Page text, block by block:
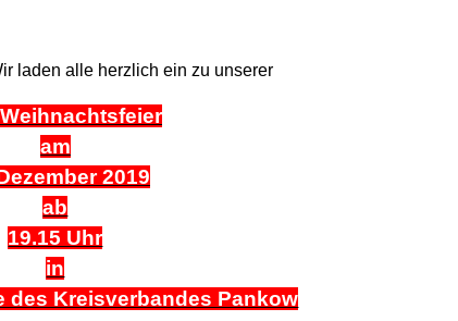
laden alle herzlich ein zu unserer
am
2019
ab
19.15 Uhr
in
des Kreisverbandes Pankow